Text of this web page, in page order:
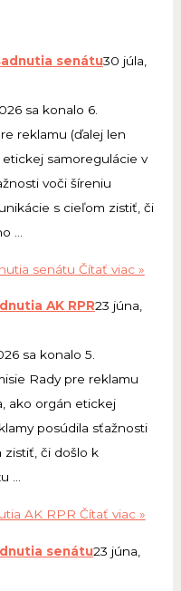
senátu30 júla,
sa konalo 6.
reklamu (ďalej len
etickej samoregulácie v
voči šíreniu
s cieľom zistiť, či
…
senátu Čítať viac »
AK RPR23 júna,
sa konalo 5.
Rady pre reklamu
ako orgán etickej
posúdila sťažnosti
zistiť, či došlo k
…
AK RPR Čítať viac »
senátu23 júna,